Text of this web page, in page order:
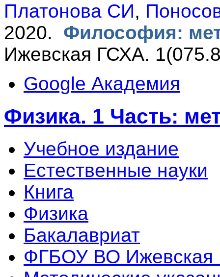
Платонова СИ,
2020. Философия:
Ижевская ГСХА.
Google Академия
Физика. 1 Часть:
Учебное издание
Естественные науки
Книга
Физика
Бакалавриат
ФГБОУ ВО Ижевская